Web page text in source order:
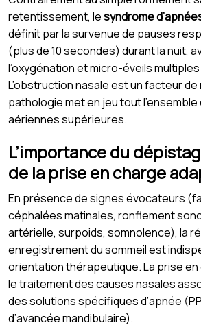
retentissement, lesyndrome
définit par la survenue de pauses
(plus de 10 secondes) durant la nuit,
l’oxygénation et micro-éveils
L’obstruction nasale est un facteur de
pathologie met en jeu tout
aériennes supérieures.
L’importance du
de la prise en charge
En présence de signes évocateurs
céphalées matinales, ronflement
artérielle, surpoids, somnolence), la
enregistrement du sommeil est
orientation thérapeutique. La prise
le traitement des causes nasales
des solutions spécifiques d’apnée
d’avancée mandibulaire).